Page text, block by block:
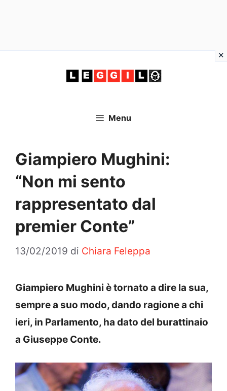
Menu
Giampiero Mughini:
“Non mi sento
rappresentato dal
premier Conte”
13/02/2019 di Chiara Feleppa
Giampiero Mughini è tornato a dire la sua,
sempre a suo modo, dando ragione a chi
ieri, in Parlamento, ha dato del burattinaio
a Giuseppe Conte.